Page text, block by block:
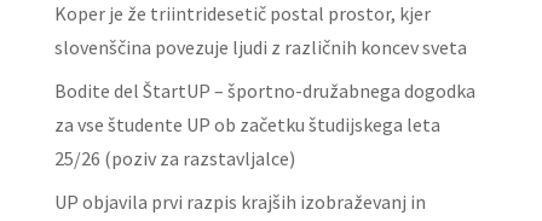
Koper je že triintridesetič postal prostor, kjer
slovenščina povezuje ljudi z različnih koncev sveta
Bodite del ŠtartUP – športno-družabnega dogodka
za vse študente UP ob začetku študijskega leta
25/26 (poziv za razstavljalce)
UP objavila prvi razpis krajših izobraževanj in